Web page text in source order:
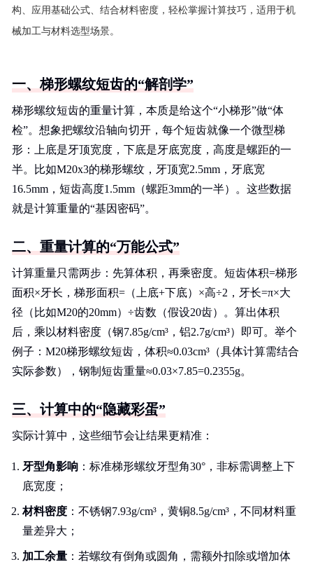
构、应用基础公式、结合材料密度，轻松掌握计算技巧，适用于机
械加工与材料选型场景。
一、梯形螺纹短齿的“解剖学”
梯形螺纹短齿的重量计算，本质是给这个“小梯形”做“体
检”。想象把螺纹沿轴向切开，每个短齿就像一个微型梯
形：上底是牙顶宽度，下底是牙底宽度，高度是螺距的一
半。比如M20x3的梯形螺纹，牙顶宽2.5mm，牙底宽
16.5mm，短齿高度1.5mm（螺距3mm的一半）。这些数据
就是计算重量的“基因密码”。
二、重量计算的“万能公式”
计算重量只需两步：先算体积，再乘密度。短齿体积=梯形
面积×牙长，梯形面积=（上底+下底）×高÷2，牙长=π×大
径（比如M20的20mm）÷齿数（假设20齿）。算出体积
后，乘以材料密度（钢7.85g/cm³，铝2.7g/cm³）即可。举个
例子：M20梯形螺纹短齿，体积≈0.03cm³（具体计算需结合
实际参数），钢制短齿重量≈0.03×7.85=0.2355g。
三、计算中的“隐藏彩蛋”
实际计算中，这些细节会让结果更精准：
牙型角影响 ：标准梯形螺纹牙型角30°，非标需调整上下
底宽度；
材料密度 ：不锈钢7.93g/cm³，黄铜8.5g/cm³，不同材料重
量差异大；
加工余量 ：若螺纹有倒角或圆角，需额外扣除或增加体